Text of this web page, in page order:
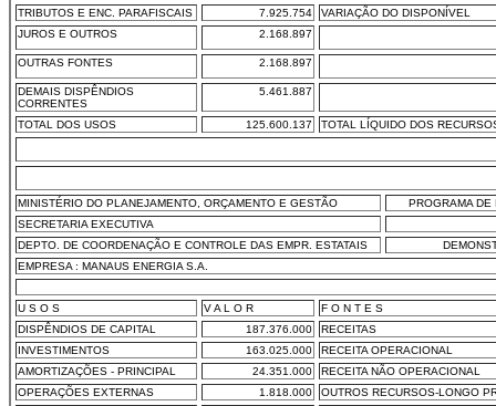
TRIBUTOS E ENC. PARAFISCAIS
7.925.754
VARIAÇÃO DO DISPONÍVEL
JUROS E OUTROS
2.168.897
OUTRAS FONTES 2.168.897
DEMAIS DISPÊNDIOS
CORRENTES
5.461.887
TOTAL DOS USOS 125.600.137 TOTAL LÍQUIDO DOS
MINISTÉRIO DO PLANEJAMENTO, ORÇAMENTO E GESTÃO
PROGRAMA
SECRETARIA EXECUTIVA
DEPTO. DE COORDENAÇÃO E CONTROLE DAS EMPR. ESTATAIS
EMPRESA : MANAUS ENERGIA S.A.
U S O S V A L O R
F O N T E S
DISPÊNDIOS DE CAPITAL
187.376.000
RECEITAS
INVESTIMENTOS
163.025.000
RECEITA OPERACIONAL
AMORTIZAÇÕES - PRINCIPAL
24.351.000
RECEITA NÃO OPERACIONAL
OPERAÇÕES EXTERNAS
1.818.000 OUTROS RECURSOS-LONGO